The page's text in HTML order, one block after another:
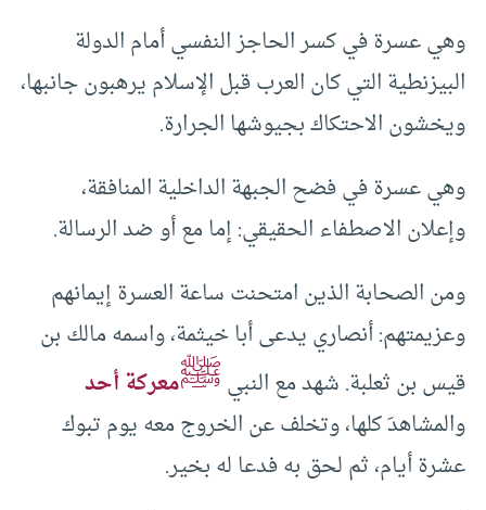
وهي عسرة في كسر الحاجز النفسي أمام الدولة
البيزنطية التي كان العرب قبل الإسلام يرهبون جانبها،
ويخشون الاحتكاك بجيوشها الجرارة.
وهي عسرة في فضح الجبهة الداخلية المنافقة،
وإعلان الاصطفاء الحقيقي: إما مع أو ضد الرسالة.
ومن الصحابة الذين امتحنت ساعة العسرة إيمانهم
وعزيمتهم: أنصاري يدعى أبا خيثمة، واسمه مالك بن
قيس بن ثعلبة. شهد مع النبيﷺمعركة أحد
والمشاهدَ كلها، وتخلف عن الخروج معه يوم تبوك
عشرة أيام، ثم لحق به فدعا له بخير.